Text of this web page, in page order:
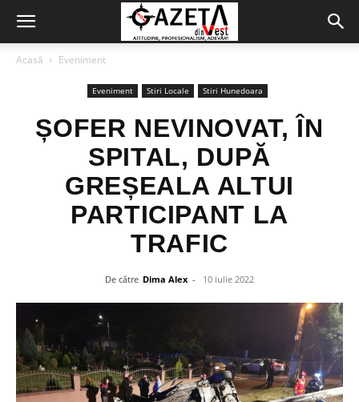
Acasă Eveniment
Eveniment Stiri Locale Stiri Hunedoara
ȘOFER NEVINOVAT, ÎN
SPITAL, DUPĂ
GREȘEALA ALTUI
PARTICIPANT LA
TRAFIC
De către Dima Alex - 10 iulie 2022